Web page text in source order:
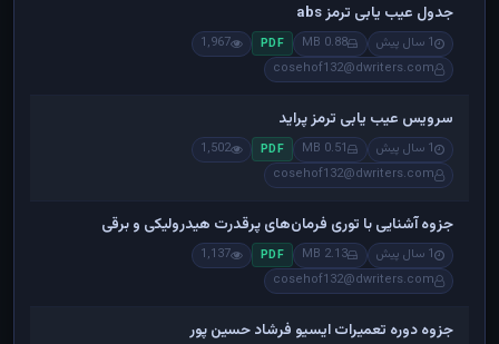
جدول عیب یابی ترمز abs
1 سال پیش 0.88 MB
PDF
1,967
cosehof132@dwriters.com
سرویس عیب یابی ترمز پراید
1 سال پیش 0.51 MB
PDF
1,502
cosehof132@dwriters.com
جزوه آشنایی با توری فرمان‌های پرقدرت هیدرولیکی و برقی
1 سال پیش 2.13 MB
PDF
1,137
cosehof132@dwriters.com
جزوه دوره تعمیرات ایسیو فرشاد حسین پور